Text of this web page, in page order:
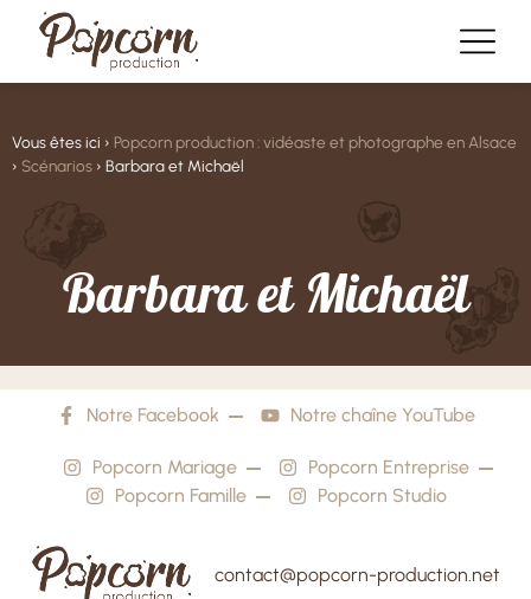
Vous êtes ici › Popcorn production : vidéaste et photographe en Alsace
› Scénarios › Barbara et Michaël
BarbaraetMichaël
Notre Facebook Notre chaîne YouTube
Popcorn Mariage
Popcorn Entreprise
Popcorn Famille
Popcorn Studio
contact@popcorn-production.net